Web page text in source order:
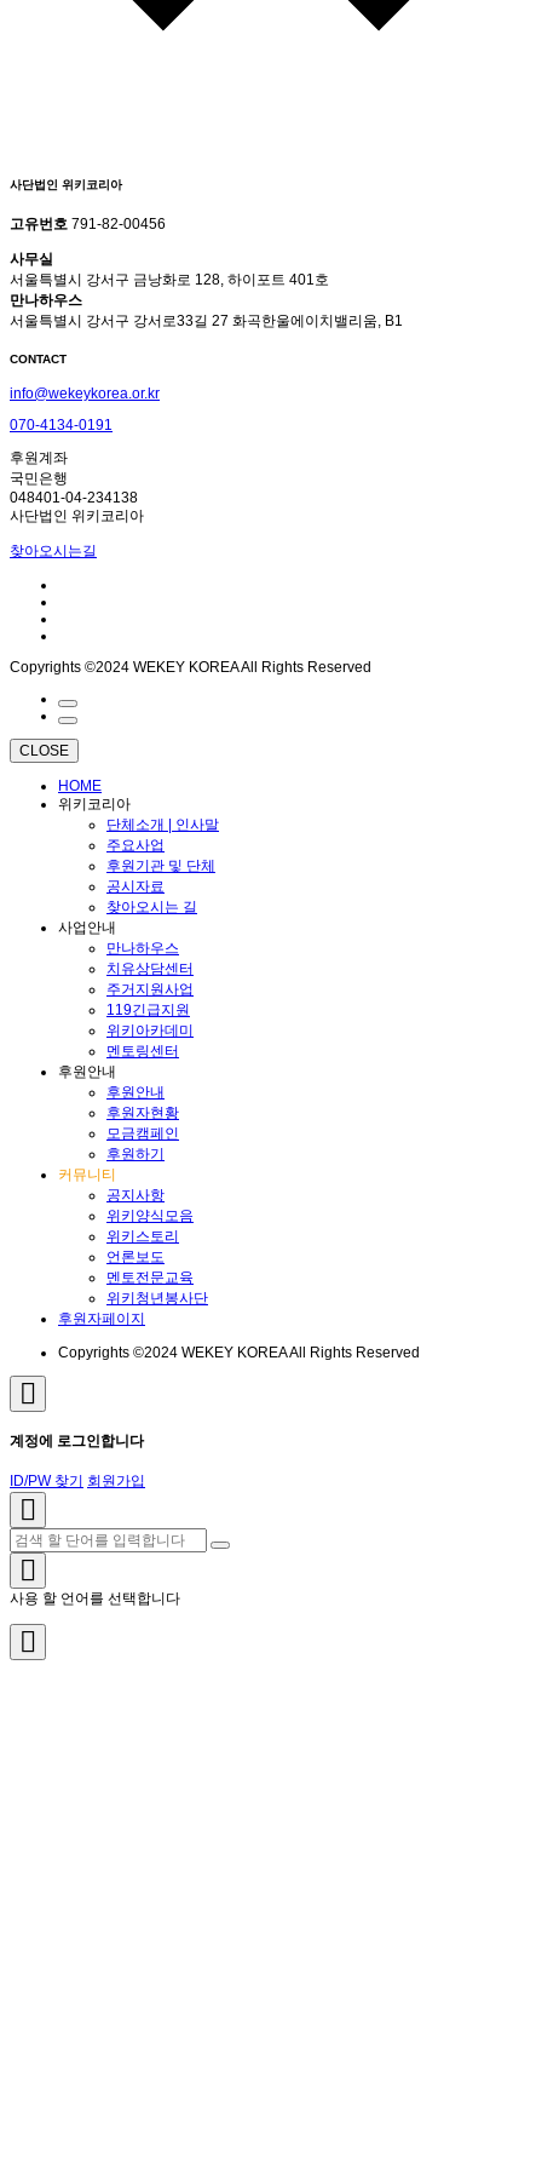
사단법인 위키코리아
고유번호 791-82-00456
사무실
서울특별시 강서구 금낭화로 128, 하이포트 401호
만나하우스
서울특별시 강서구 강서로33길 27 화곡한울에이치밸리움, B1
CONTACT
info@wekeykorea.or.kr
070-4134-0191
후원계좌
국민은행
048401-04-234138
사단법인 위키코리아
찾아오시는길
Copyrights ©2024 WEKEY KOREA All Rights Reserved
CLOSE
HOME
위키코리아
단체소개 | 인사말
주요사업
후원기관 및 단체
공시자료
찾아오시는 길
사업안내
만나하우스
치유상담센터
주거지원사업
119긴급지원
위키아카데미
멘토링센터
후원안내
후원안내
후원자현황
모금캠페인
후원하기
커뮤니티
공지사항
위키양식모음
위키스토리
언론보도
멘토전문교육
위키청년봉사단
후원자페이지
Copyrights ©2024 WEKEY KOREA All Rights Reserved
계정에 로그인합니다
ID/PW 찾기 회원가입
사용 할 언어를 선택합니다